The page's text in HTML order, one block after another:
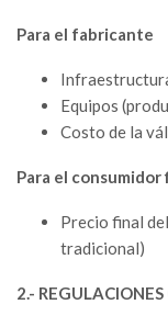
Para el fabricante
Equipos
Costo de la
Para el consumidor
Precio final
tradicional)
2.-